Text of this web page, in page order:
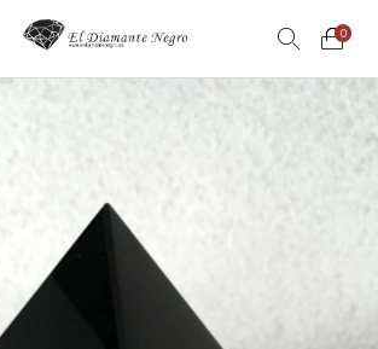
0
En oferta ! DECORACIÓN